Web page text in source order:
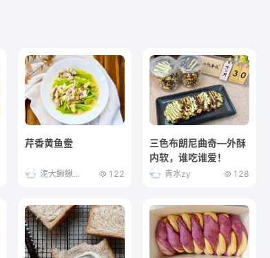
芹香黄鱼鲞
泥大鳅鳅... 122
三色布朗尼曲奇—外酥
内软，谁吃谁爱！
青水zy 128